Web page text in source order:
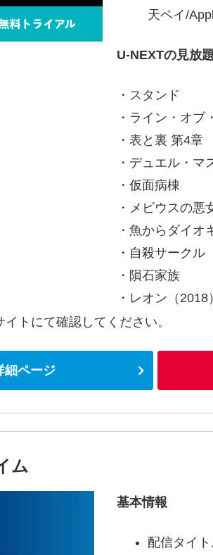
天ペイ/
U-NEXTの見放
・スタンド
・ライン・オブ
・表と裏 第4章
・デュエル・マ
・仮面病棟
・メビウスの悪
・魚からダイオ
・自殺サークル
・隕石家族
・レオン（2018）
トにて確認してください。
細ページ
ム
基本情報
配信タイ